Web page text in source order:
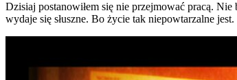
Dzisiaj postanowiłem się nie przejmować pracą.
wydaje się słuszne. Bo życie tak niepowtarzalne jest.